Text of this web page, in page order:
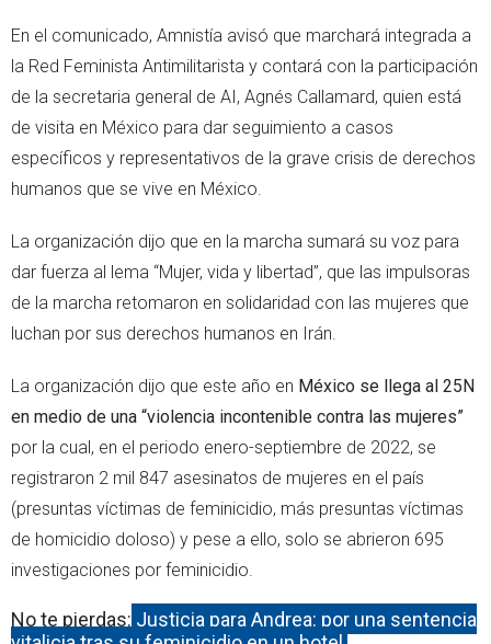
En el comunicado, Amnistía avisó que marchará integrada a
la Red Feminista Antimilitarista y contará con la participación
de la secretaria general de AI, Agnés Callamard, quien está
de visita en México para dar seguimiento a casos
específicos y representativos de la grave crisis de derechos
humanos que se vive en México.
La organización dijo que en la marcha sumará su voz para
dar fuerza al lema “Mujer, vida y libertad”, que las impulsoras
de la marcha retomaron en solidaridad con las mujeres que
luchan por sus derechos humanos en Irán.
La organización dijo que este año en México se llega al 25N
en medio de una “violencia incontenible contra las mujeres”
por la cual, en el periodo enero-septiembre de 2022, se
registraron 2 mil 847 asesinatos de mujeres en el país
(presuntas víctimas de feminicidio, más presuntas víctimas
de homicidio doloso) y pese a ello, solo se abrieron 695
investigaciones por feminicidio.
No te pierdas: Justicia para Andrea: por una sentencia